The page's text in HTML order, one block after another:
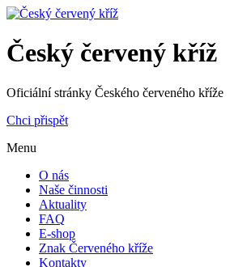
Český červený kříž
Oficiální stránky Českého červeného kříže
Chci přispět
Menu
O nás
Naše činnosti
Aktuality
FAQ
E-shop
Znak Červeného kříže
Kontakty